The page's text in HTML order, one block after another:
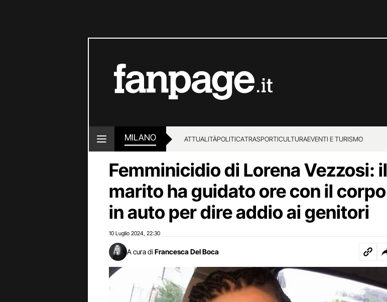
MILANO ATTUALITÀPOLITICATRASPORTICULTURAEVENTI E TURISMO
Femminicidio di Lorena Vezzosi: il
marito ha guidato ore con il corpo
in auto per dire addio ai genitori
10 Luglio 2024 22:30
A cura di Francesca Del Boca